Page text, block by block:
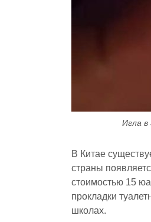
Игла в
В Китае
страны
стоимостью 15
прокладки
школах.